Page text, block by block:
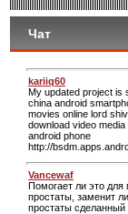
Чат